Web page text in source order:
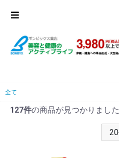
全て
127件の商品が見つかりました